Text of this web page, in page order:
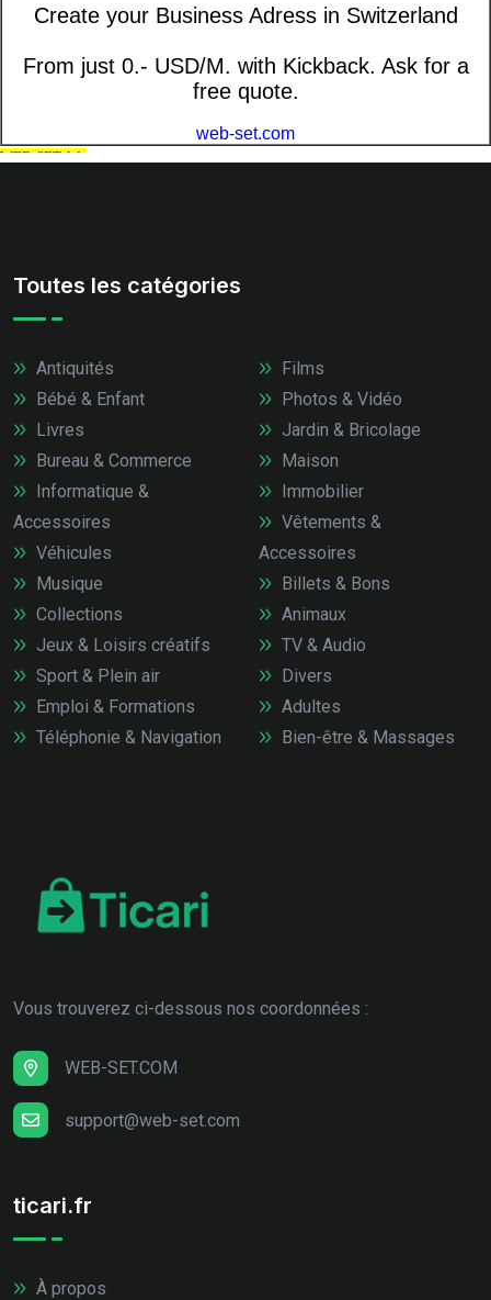
Toutes les catégories
Antiquités
Bébé & Enfant
Livres
Bureau & Commerce
Informatique &
Accessoires
Véhicules
Films
Photos & Vidéo
Jardin & Bricolage
Maison
Immobilier
Vêtements &
Accessoires
Musique
Collections
Jeux & Loisirs créatifs
Sport & Plein air
Emploi & Formations
Téléphonie & Navigation
Billets & Bons
Animaux
TV & Audio
Divers
Adultes
Bien-être & Massages
Vous trouverez ci-dessous nos coordonnées :
WEB-SET.COM
support@web-set.com
ticari.fr
À propos